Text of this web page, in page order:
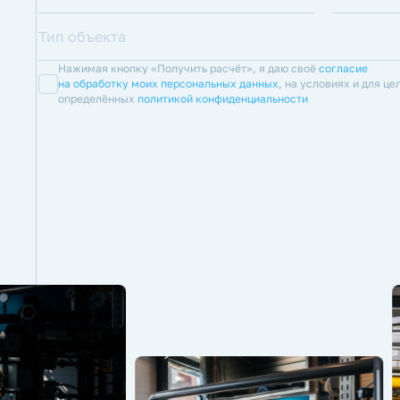
Нажимая кнопку «Получить расчёт», я даю своё согласие
на обработку моих персональных данных, на условиях и для
определённых политикой конфиденциальности